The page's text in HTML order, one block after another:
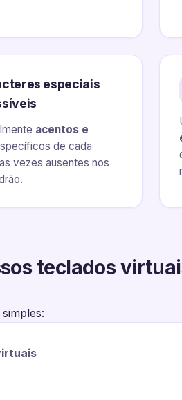
especiais
acentos e
de cada
vezes ausentes nos
teclados